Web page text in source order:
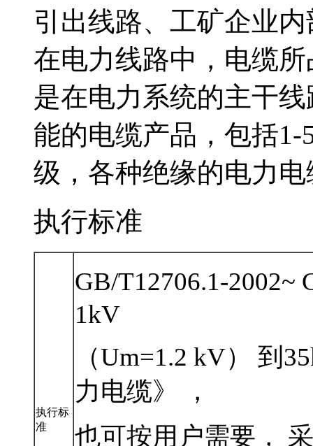
引出线路、工矿企业内
在电力线路中，电缆
是在电力系统的主干
能的电缆产品，包括
级，各种绝缘的电力电缆
执行标准
执行标
准
GB/T12706.1-2002~
1kV
（Um=1.2 kV） 到
力电缆》 ，
也可按用户需要